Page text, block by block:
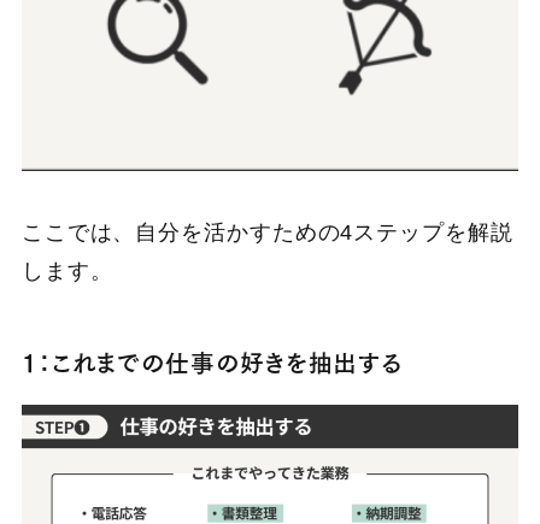
ここでは、自分を活かすための4ステップを解説
します。
1：これまでの仕事の好きを抽出する